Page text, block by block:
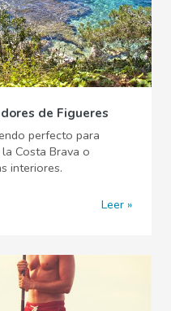
de Figueres
perfecto para
Costa Brava o
interiores.
Leer